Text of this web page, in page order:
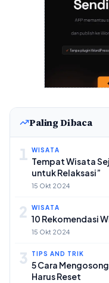
Paling Dibaca
1 WISATA
Tempat Wisata
untuk Relaksasi”
15 Okt 2024
2 WISATA
10 Rekomendasi
15 Okt 2024
3 TIPS AND TRIK
5 Cara
Harus Reset